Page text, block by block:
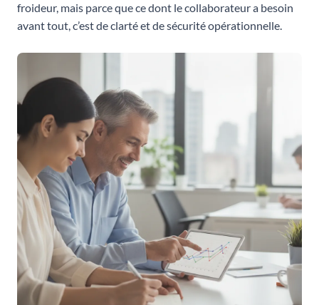
froideur, mais parce que ce dont le collaborateur a besoin
avant tout, c’est de clarté et de sécurité opérationnelle.